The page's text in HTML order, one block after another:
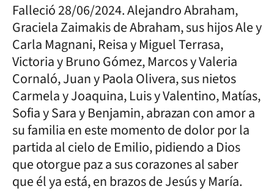
Falleció 28/06/2024. Alejandro Abraham,
Graciela Zaimakis de Abraham, sus hijos Ale y
Carla Magnani, Reisa y Miguel Terrasa,
Victoria y Bruno Gómez, Marcos y Valeria
Cornaló, Juan y Paola Olivera, sus nietos
Carmela y Joaquina, Luis y Valentino, Matías,
Sofia y Sara y Benjamin, abrazan con amor a
su familia en este momento de dolor por la
partida al cielo de Emilio, pidiendo a Dios
que otorgue paz a sus corazones al saber
que él ya está, en brazos de Jesús y María.